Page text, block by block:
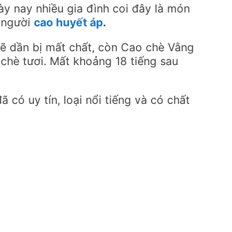
nay nhiều gia đình coi đây là món
cao huyết áp.
dần bị mất chất, còn Cao chè Vằng
tươi. Mất khoảng 18 tiếng sau
có uy tín, loại nổi tiếng và có chất